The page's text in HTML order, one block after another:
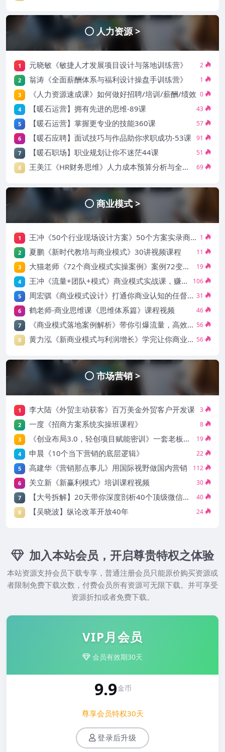
人力资源 >
1 元晓敏《敏捷人才发展项目设计与落地训练营》 2
2 翁涛《全面薪酬体系与福利设计操盘手训练营》 1
3 《人力资源速成课》如何做好招聘/培训/薪酬/绩效 0
4 【暖石运营】拥有先进的思维-89课 43
5 【暖石运营】掌握更专业的技能360课 57
6 【暖石应聘】面试技巧与作品助你求职成功-53课 91
7 【暖石职场】职业规划让你不迷茫44课 51
8 王美江《HR财务思维》人力成本预算分析与全面管控18招 69
商业模式 >
1 王冲《50个行业现场设计方案》50个方案实录商业模式 1
2 夏鹏《新时代教培与商业模式》30讲视频课程 11
3 大猫老师《72个商业模式实操案例》案例72变，门店盈利照着做 19
4 王冲《流量+团队+模式》商业模式实战课，赚钱十倍速 106
5 周宏骐《商业模式设计》打通你商业认知的任督二脉 31
6 鹤老师-商业思维课《思维体系篇》课程视频 46
7 《商业模式落地案例解析》带你引爆流量，高效转化让你的产品更好卖 56
8 黄力泓《新商业模式与利润增长》学完让你商业模式有了新的认识 56
市场营销 >
1 李大陆《外贸主动获客》百万美金外贸客户开发课 3
2 一度《招商方案系统实操班课程》 8
3 《创业布局3.0，轻创项目赋能密训》一套老板创业必修的创业技能课 19
4 申晨《10个当下营销的底层逻辑》 22
5 高建华《营销那点事儿》用国际视野做国内营销 112
6 关立新《新赢利模式》培训课程视频 30
7 【大号拆解】20天带你深度剖析40个顶级微信公众号 40
8 【吴晓波】纵论改革开放40年 24
加入本站会员，开启尊贵特权之体验
本站资源支持会员下载专享，普通注册会员只能原价购买资源或
者限制免费下载次数，付费会员所有资源可无限下载。并可享受
资源折扣或者免费下载。
VIP月会员
会员有效期30天
9.9金币
尊享会员特权30天
登录后升级